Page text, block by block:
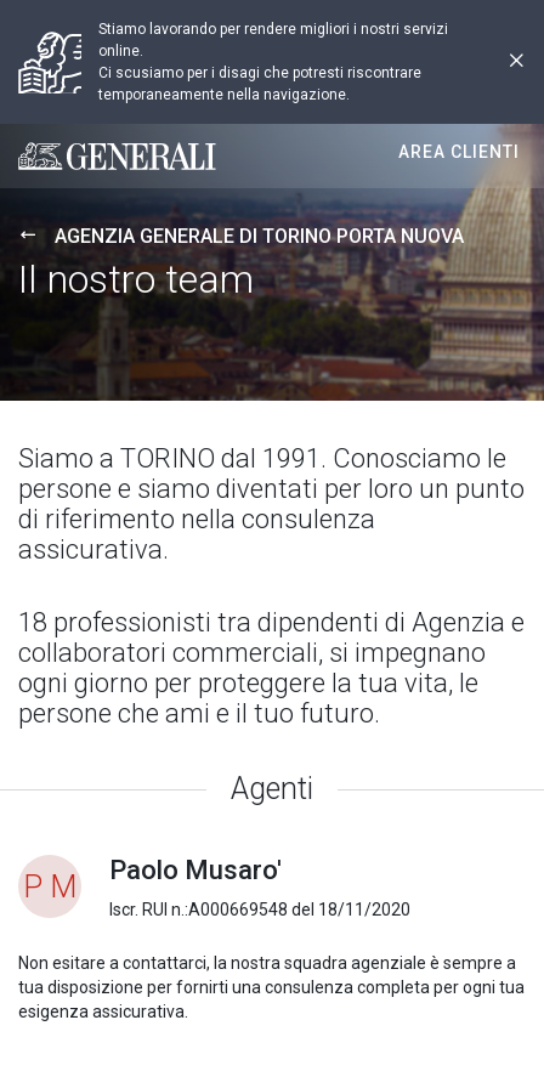
Stiamo lavorando per rendere migliori i nostri servizi
online.
Ci scusiamo per i disagi che potresti riscontrare
temporaneamente nella navigazione.
Generali logo
AREA CLIENTI
AGENZIA GENERALE DI TORINO PORTA NUOVA
Il nostro team
Siamo a TORINO dal 1991. Conosciamo le
persone e siamo diventati per loro un punto
di riferimento nella consulenza
assicurativa.
18 professionisti tra dipendenti di Agenzia e
collaboratori commerciali, si impegnano
ogni giorno per proteggere la tua vita, le
persone che ami e il tuo futuro.
Agenti
P M Paolo Musaro'
Iscr. RUI n.:A000669548 del 18/11/2020
Non esitare a contattarci, la nostra squadra agenziale è sempre a
tua disposizione per fornirti una consulenza completa per ogni tua
esigenza assicurativa.